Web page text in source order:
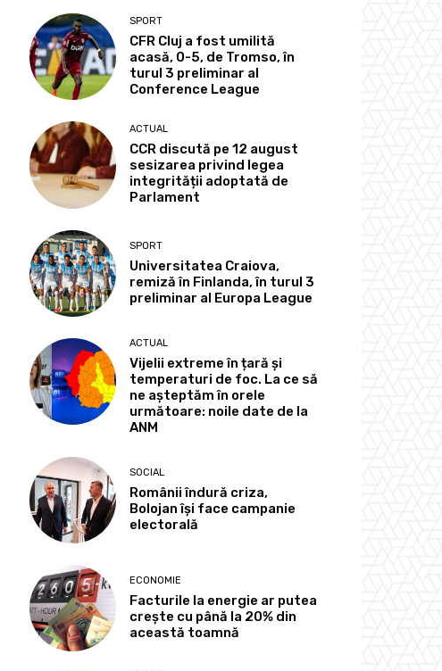
SPORT
CFR Cluj a fost umilită
acasă, 0-5, de Tromso, în
turul 3 preliminar al
Conference League
ACTUAL
CCR discută pe 12 august
sesizarea privind legea
integrității adoptată de
Parlament
SPORT
Universitatea Craiova,
remiză în Finlanda, în turul 3
preliminar al Europa League
ACTUAL
Vijelii extreme în țară și
temperaturi de foc. La ce să
ne așteptăm în orele
următoare: noile date de la
ANM
SOCIAL
Românii îndură criza,
Bolojan își face campanie
electorală
ECONOMIE
Facturile la energie ar putea
crește cu până la 20% din
această toamnă